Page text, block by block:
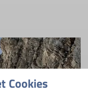
Cookies